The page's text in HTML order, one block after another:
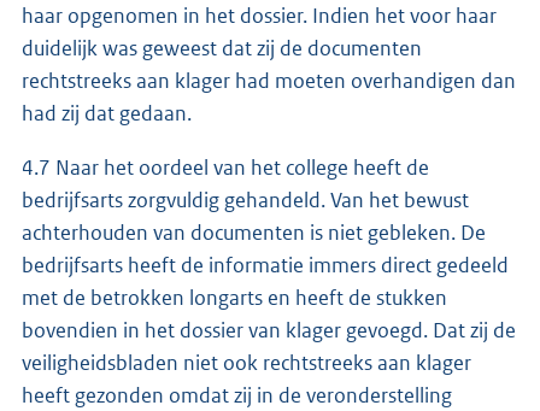
haar opgenomen in het dossier. Indien het voor haar
duidelijk was geweest dat zij de documenten
rechtstreeks aan klager had moeten overhandigen dan
had zij dat gedaan.
4.7 Naar het oordeel van het college heeft de
bedrijfsarts zorgvuldig gehandeld. Van het bewust
achterhouden van documenten is niet gebleken. De
bedrijfsarts heeft de informatie immers direct gedeeld
met de betrokken longarts en heeft de stukken
bovendien in het dossier van klager gevoegd. Dat zij de
veiligheidsbladen niet ook rechtstreeks aan klager
heeft gezonden omdat zij in de veronderstelling